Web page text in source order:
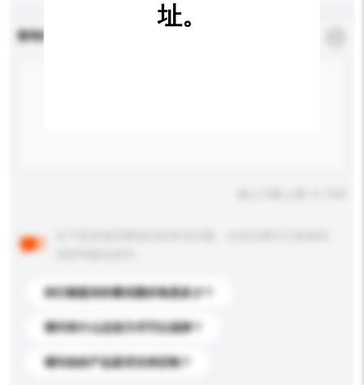
查询内容
你们能提供的最优惠价格是多少？
请问有什么运送方式可以选择？
请问你的产品是否支持定制？
址。